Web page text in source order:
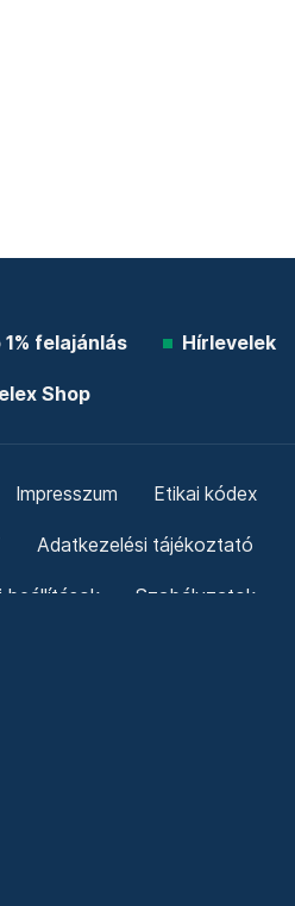
1% felajánlás Hírlevelek
Shop
Impresszum Etikai kódex
Adatkezelési tájékoztató
beállítások Szabályzatok